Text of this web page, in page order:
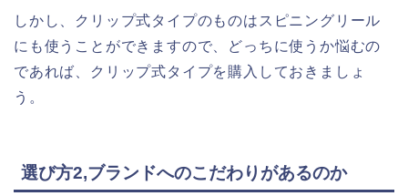
しかし、クリップ式タイプのものはスピニングリール
にも使うことができますので、どっちに使うか悩むの
であれば、クリップ式タイプを購入しておきましょ
う。
選び方2,ブランドへのこだわりがあるのか